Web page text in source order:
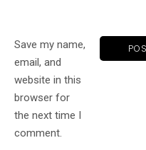
Save my name,
email, and
website in this
browser for
the next time I
comment.